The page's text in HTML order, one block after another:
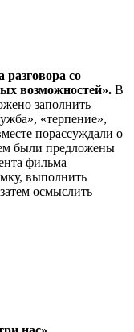
со
возможностей». В
заполнить
«терпение»,
порассуждали о
были предложены
фильма
выполнить
осмыслить